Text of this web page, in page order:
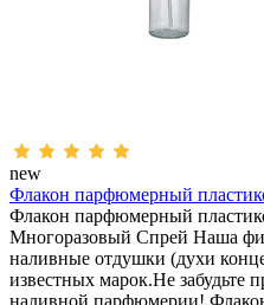
new
Флакон парфюмерный
Флакон парфюмерный
Многоразовый Спрей Наша
наливные отдушки (духи
известных марок.Не забудьте
наливной парфюмерии!